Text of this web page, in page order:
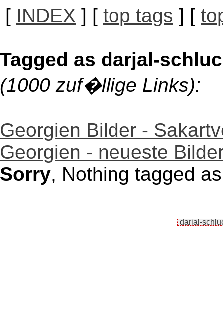
[ INDEX ] [ top tags ] [
Tagged as darjal-
(1000 zuf�llige Links):
Georgien Bilder -
Georgien - neueste
Sorry, Nothing tagged